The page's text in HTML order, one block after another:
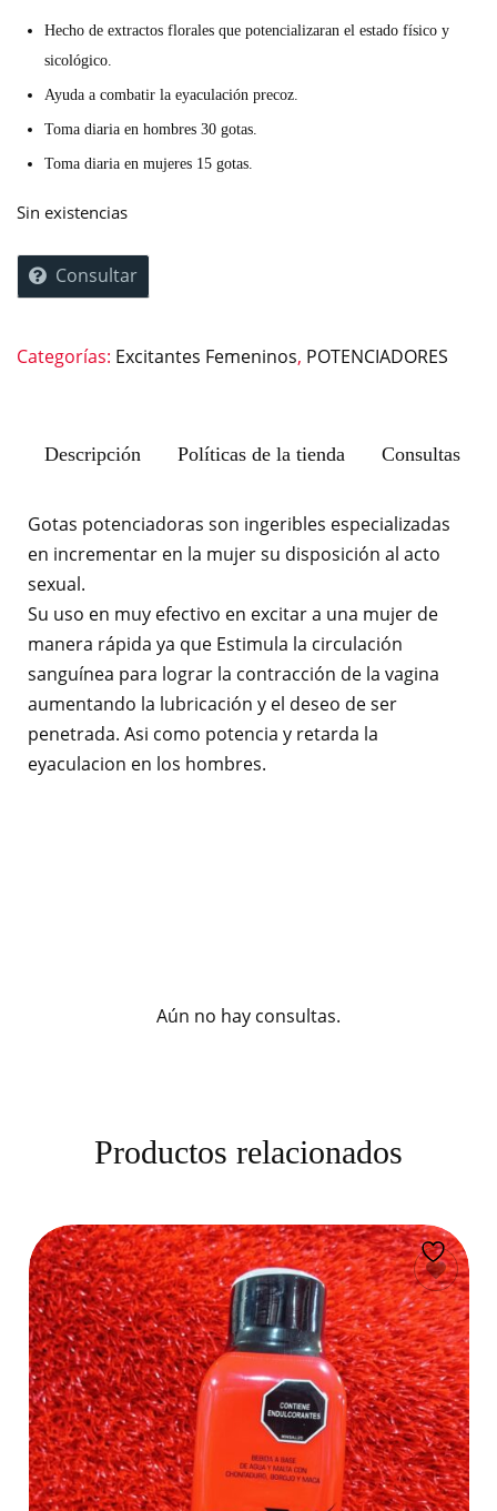
Hecho de extractos florales que potencializaran el estado físico y
sicológico.
Ayuda a combatir la eyaculación precoz.
Toma diaria en hombres 30 gotas.
Toma diaria en mujeres 15 gotas.
Sin existencias
Consultar
Categorías: Excitantes Femeninos, POTENCIADORES
Descripción Políticas de la tienda Consultas
Gotas potenciadoras son ingeribles especializadas
en incrementar en la mujer su disposición al acto
sexual.
Su uso en muy efectivo en excitar a una mujer de
manera rápida ya que Estimula la circulación
sanguínea para lograr la contracción de la vagina
aumentando la lubricación y el deseo de ser
penetrada. Asi como potencia y retarda la
eyaculacion en los hombres.
Aún no hay consultas.
Productos relacionados